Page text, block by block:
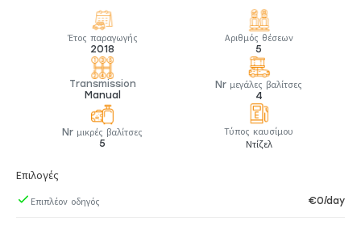
Έτος παραγωγής
2018
Αριθμός θέσεων
5
Transmission
Manual
Nr μεγάλες βαλίτσες
4
Nr μικρές βαλίτσες
5
Τύπος καυσίμου
Ντίζελ
Επιλογές
Επιπλέον οδηγός €0/day